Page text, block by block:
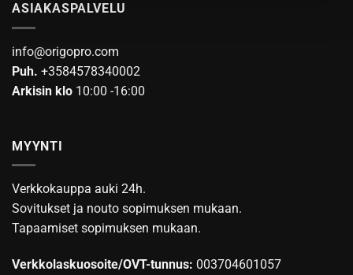
ASIAKASPALVELU
info@origopro.com
Puh. +3584578340002
Arkisin klo 10:00 -16:00
MYYNTI
Verkkokauppa auki 24h.
Sovitukset ja nouto sopimuksen mukaan.
Tapaamiset sopimuksen mukaan.
Verkkolaskuosoite/OVT-tunnus: 003704601057